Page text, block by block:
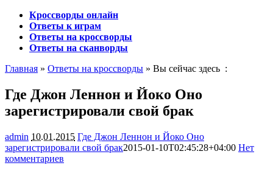
Кроссворды онлайн
Ответы к играм
Ответы на кроссворды
Ответы на сканворды
Главная » Ответы на кроссворды » Вы сейчас здесь :
Где Джон Леннон и Йоко Оно
зарегистрировали свой брак
admin 10.01.2015 Где Джон Леннон и Йоко Оно
зарегистрировали свой брак2015-01-10T02:45:28+04:00 Нет
комментариев